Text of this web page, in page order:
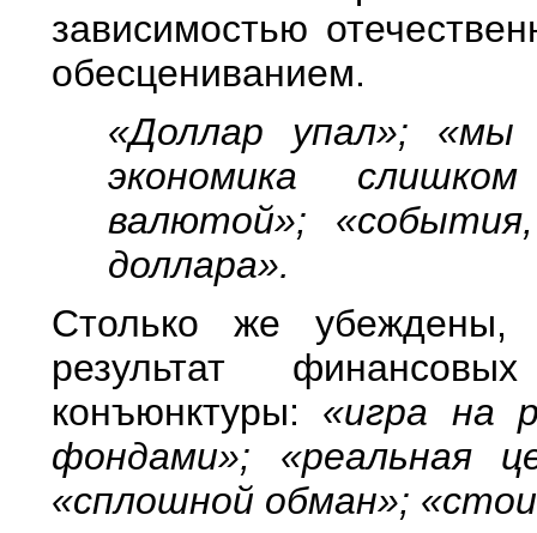
зависимостью
обесцениванием.
«Доллар упал»;
экономика
валютой»;
доллара».
Столько же убеждены,
результат
конъюнктуры: «игра на
фондами»; «реальная
«сплошной обман»;